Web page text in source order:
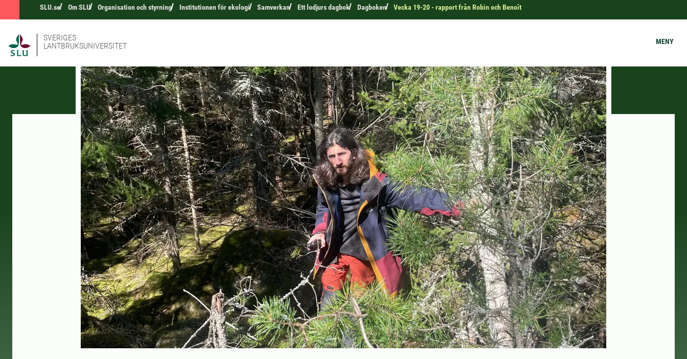
SLU.se Om SLU Organisation och styrning Institutionen för ekologi Samverkan Ett lodjurs dagbok Dagboken Vecka 19-20 - rapport från Robin och Benoît
SVERIGES
LANTBRUKSUNIVERSITET
MENY